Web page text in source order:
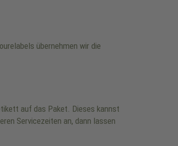
übernehmen wir die
auf das Paket. Dieses kannst
Servicezeiten an, dann lassen